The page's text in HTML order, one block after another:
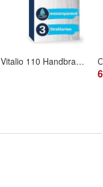
GROHE Vitalio 110 Handbrause Wassersparend Chrom